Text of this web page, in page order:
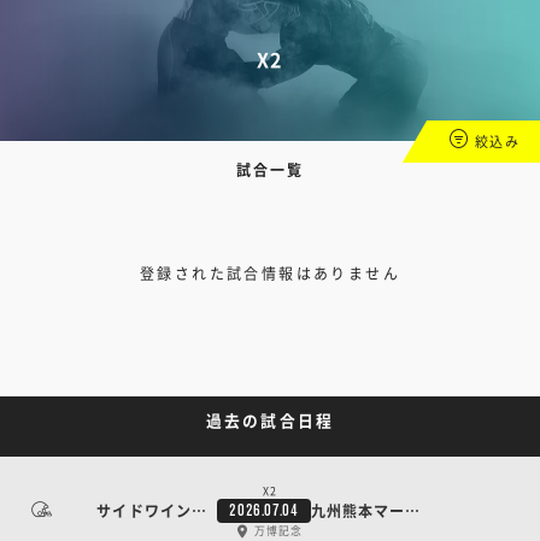
X2
試合一覧
絞込み
登録された試合情報はありません
過去の試合日程
X2
サイドワインダーズ 2026.07.04 九州熊本マーベリックス
万博記念